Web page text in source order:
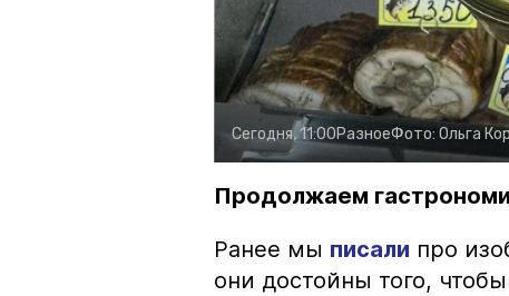
Сегодня, 11:00РазноеФото: Ольга
Продолжаем
Ранее мы писали про
они достойны того,